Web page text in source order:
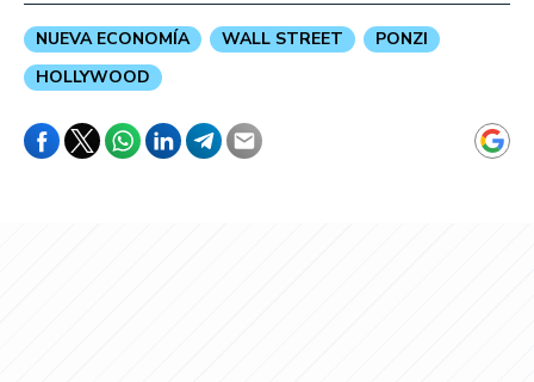
NUEVA ECONOMÍA WALL STREET
PONZI
HOLLYWOOD